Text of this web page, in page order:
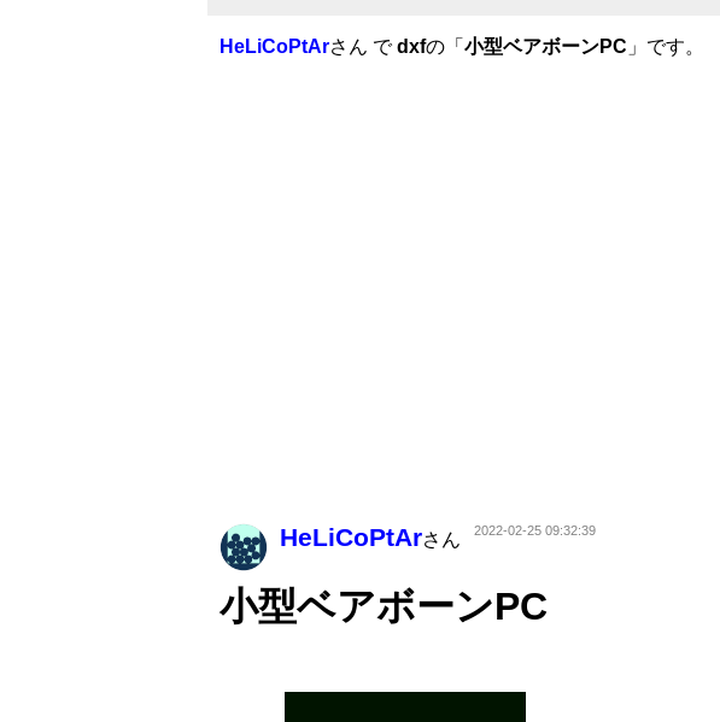
HeLiCoPtArさん でdxfの「 小型ベアボーンPC 」です。
HeLiCoPtArさん 2022-02-25 09:32:39
小型ベアボーンPC